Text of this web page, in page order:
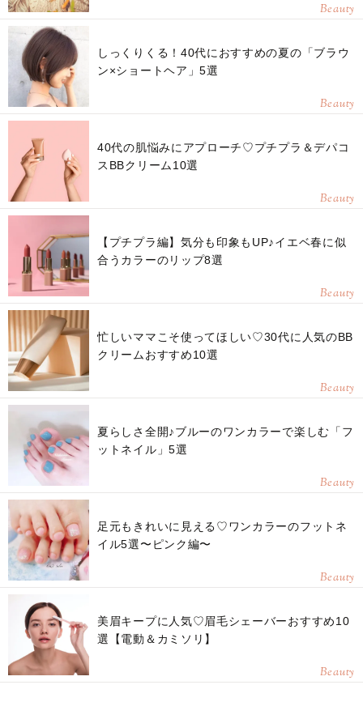
Beauty
しっくりくる！40代におすすめの夏の「ブラウ
ン×ショートヘア」5選
Beauty
40代の肌悩みにアプローチ♡プチプラ＆デパコ
スBBクリーム10選
Beauty
【プチプラ編】気分も印象もUP♪イエベ春に似
合うカラーのリップ8選
Beauty
忙しいママこそ使ってほしい♡30代に人気のBB
クリームおすすめ10選
Beauty
夏らしさ全開♪ブルーのワンカラーで楽しむ「フ
ットネイル」5選
Beauty
足元もきれいに見える♡ワンカラーのフットネ
イル5選〜ピンク編〜
Beauty
美眉キープに人気♡眉毛シェーバーおすすめ10
選【電動＆カミソリ】
Beauty